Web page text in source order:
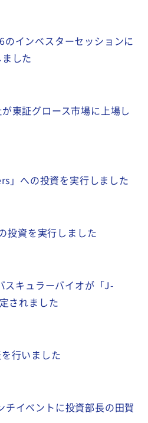
インベスターセッションに
した
東証グロース市場に上場し
」への投資を実行しました
投資を実行しました
キュラーバイオが「J-
されました
行いました
イベントに投資部長の田賀